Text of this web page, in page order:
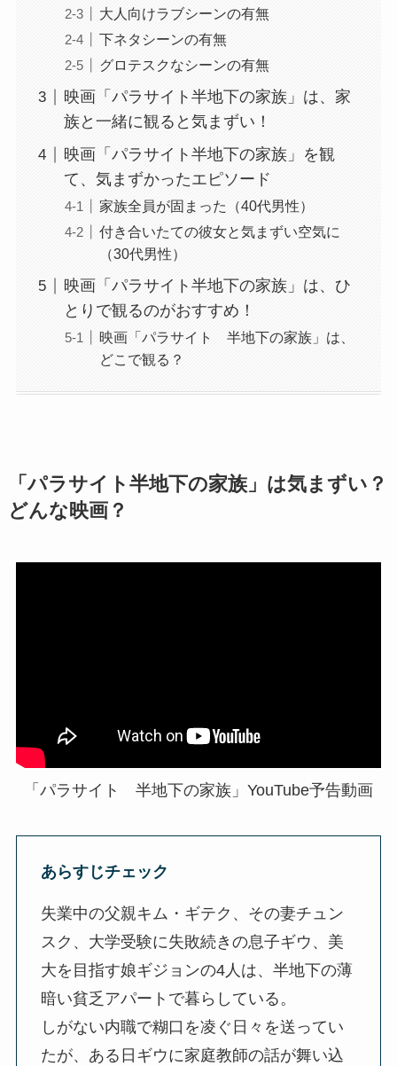
大人向けラブシーンの有無
下ネタシーンの有無
グロテスクなシーンの有無
映画「パラサイト半地下の家族」は、家
族と一緒に観ると気まずい！
映画「パラサイト半地下の家族」を観
て、気まずかったエピソード
家族全員が固まった（40代男性）
付き合いたての彼女と気まずい空気に
（30代男性）
映画「パラサイト半地下の家族」は、ひ
とりで観るのがおすすめ！
映画「パラサイト 半地下の家族」は、
どこで観る？
「パラサイト半地下の家族」は気まずい？
どんな映画？
「パラサイト 半地下の家族」YouTube予告動画
あらすじチェック
失業中の父親キム・ギテク、その妻チュン
スク、大学受験に失敗続きの息子ギウ、美
大を目指す娘ギジョンの4人は、半地下の薄
暗い貧乏アパートで暮らしている。
しがない内職で糊口を凌ぐ日々を送ってい
たが、ある日ギウに家庭教師の話が舞い込